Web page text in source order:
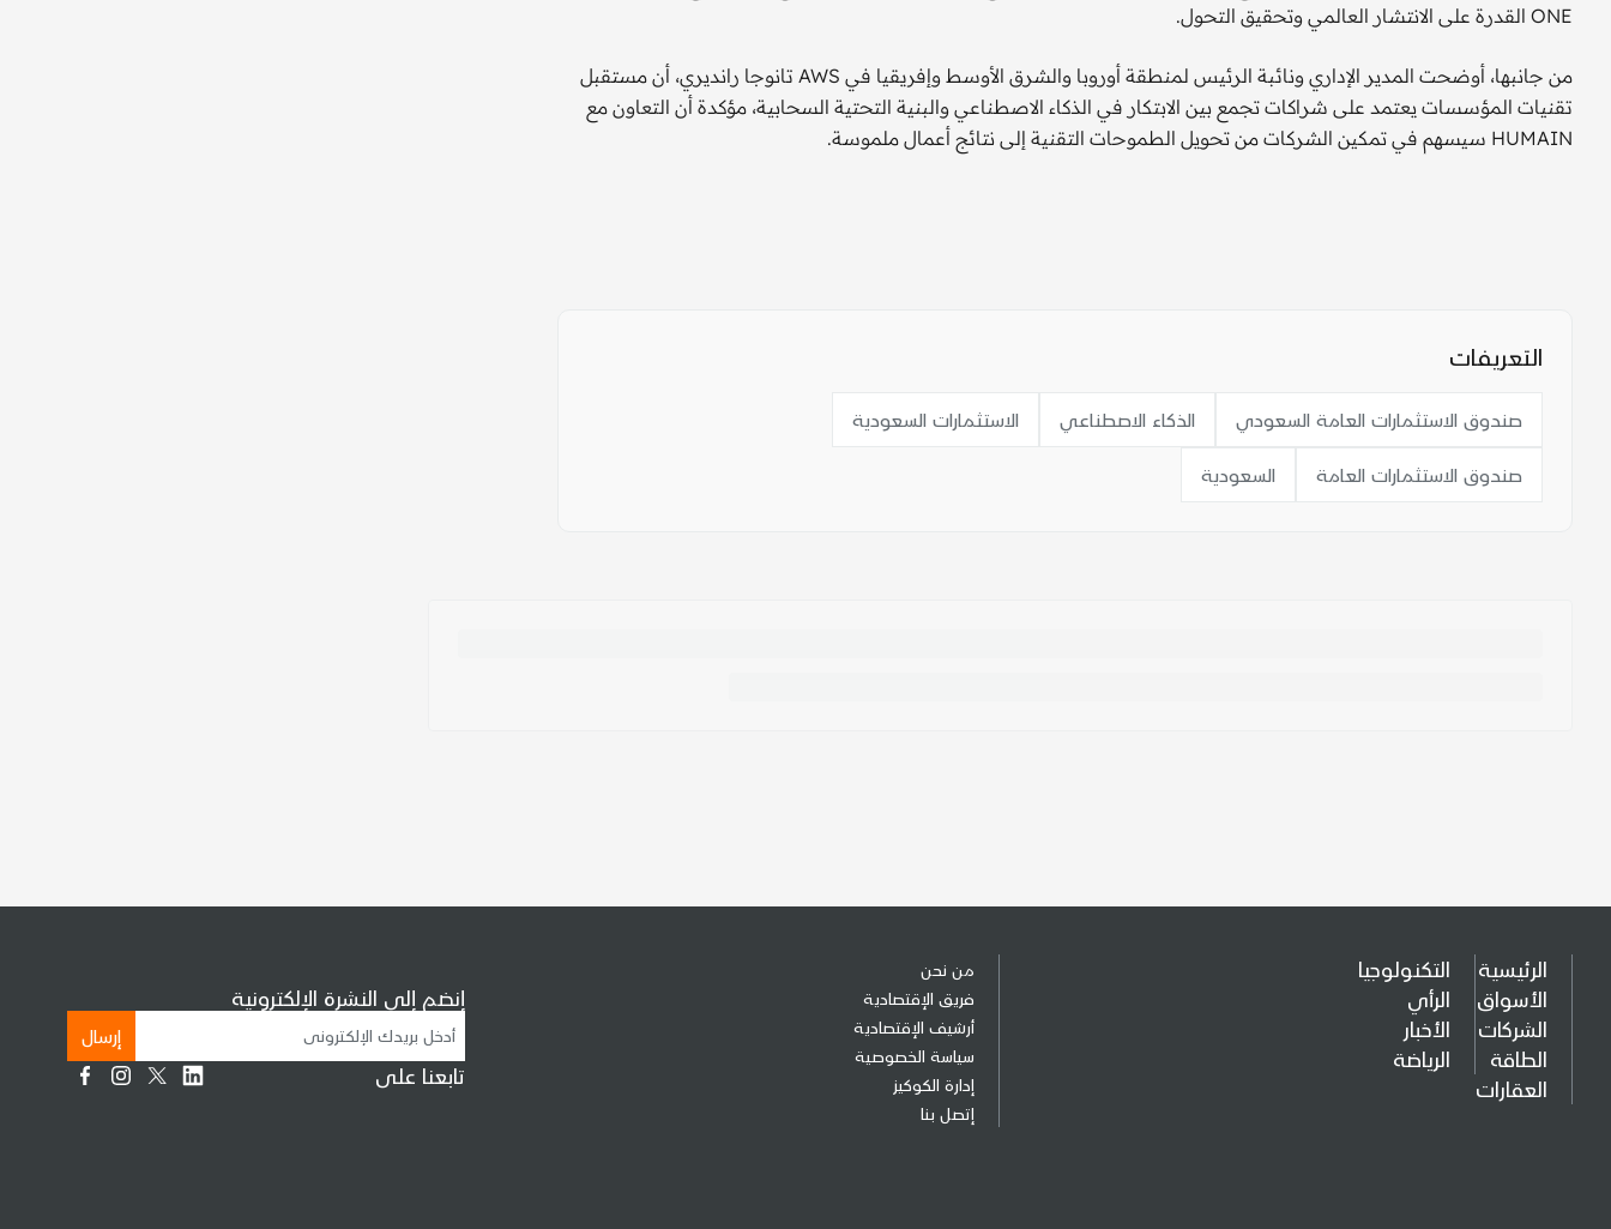
ONE القدرة على الانتشار العالمي وتحقيق التحول.
من جانبها، أوضحت المدير الإداري ونائبة الرئيس لمنطقة أوروبا والشرق الأوسط وإفريقيا في AWS تانوجا رانديري، أن مستقبل
تقنيات المؤسسات يعتمد على شراكات تجمع بين الابتكار في الذكاء الاصطناعي والبنية التحتية السحابية، مؤكدة أن التعاون مع
HUMAIN سيسهم في تمكين الشركات من تحويل الطموحات التقنية إلى نتائج أعمال ملموسة.
التعريفات
صندوق الاستثمارات العامة السعودي الذكاء الاصطناعي الاستثمارات السعودية
صندوق الاستثمارات العامة السعودية
الرئيسية
الأسواق
الشركات
الطاقة
العقارات
التكنولوجيا
الرأي
الأخبار
الرياضة
من نحن
فريق الإقتصادية
أرشيف الإقتصادية
سياسة الخصوصية
إدارة الكوكيز
إتصل بنا
إنضم إلى النشرة الإلكترونية
إرسال
تابعنا على